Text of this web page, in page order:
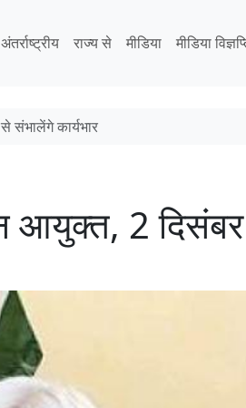
अंतर्राष्ट्रीय राज्य से मीडिया मीडिया
संभालेंगे कार्यभार
आयुक्त, 2